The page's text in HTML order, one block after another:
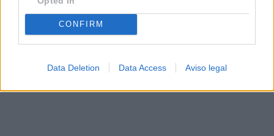
CONFIRM
Data Deletion Data Access Aviso legal